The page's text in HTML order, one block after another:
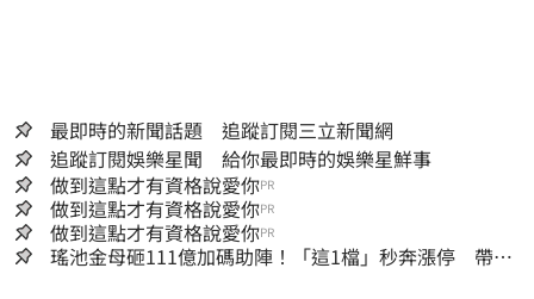
最即時的新聞話題 追蹤訂閱三立新聞網
追蹤訂閱娛樂星聞 給你最即時的娛樂星鮮事
做到這點才有資格說愛你PR
做到這點才有資格說愛你PR
做到這點才有資格說愛你PR
瑤池金母砸111億加碼助陣！「這1檔」秒奔漲停 帶領